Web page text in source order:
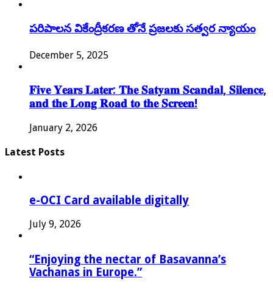
పరిపాలన వికేంద్రీకరణ తోనే ప్రజలకు సత్వర న్యాయం
December 5, 2025
𝐅𝐢𝐯𝐞 𝐘𝐞𝐚𝐫𝐬 𝐋𝐚𝐭𝐞𝐫: 𝐓𝐡𝐞 𝐒𝐚𝐭𝐲𝐚𝐦 𝐒𝐜𝐚𝐧𝐝𝐚𝐥, 𝐒𝐢𝐥𝐞𝐧𝐜𝐞,
𝐚𝐧𝐝 𝐭𝐡𝐞 𝐋𝐨𝐧𝐠 𝐑𝐨𝐚𝐝 𝐭𝐨 𝐭𝐡𝐞 𝐒𝐜𝐫𝐞𝐞𝐧!
January 2, 2026
Latest Posts
e-OCI Card available digitally
July 9, 2026
“Enjoying the nectar of Basavanna’s
Vachanas in Europe.”